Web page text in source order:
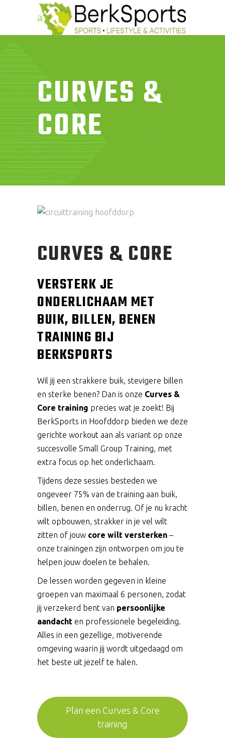
CURVES &
CORE
CURVES & CORE
VERSTERK JE
ONDERLICHAAM MET
BUIK, BILLEN, BENEN
TRAINING BIJ
BERKSPORTS
Wil jij een strakkere buik, stevigere billen
en sterke benen? Dan is onze Curves &
Core training precies wat je zoekt! Bij
BerkSports in Hoofddorp bieden we deze
gerichte workout aan als variant op onze
succesvolle Small Group Training, met
extra focus op het onderlichaam.
Tijdens deze sessies besteden we
ongeveer 75% van de training aan buik,
billen, benen en onderrug. Of je nu kracht
wilt opbouwen, strakker in je vel wilt
zitten of jouw core wilt versterken –
onze trainingen zijn ontworpen om jou te
helpen jouw doelen te behalen.
De lessen worden gegeven in kleine
groepen van maximaal 6 personen, zodat
jij verzekerd bent van persoonlijke
aandacht en professionele begeleiding.
Alles in een gezellige, motiverende
omgeving waarin jij wordt uitgedaagd om
het beste uit jezelf te halen.
Plan een Curves & Core
training